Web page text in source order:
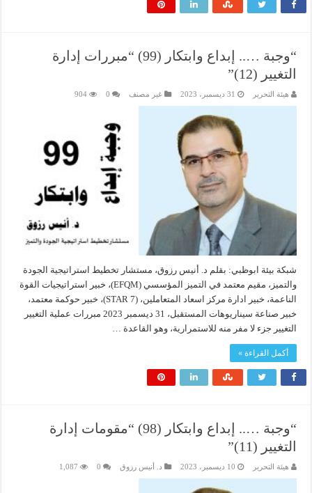
“وجبة ….. إبداع وابتكار (99) “مبررات إدارة
التغيير (12)”
هيئة التحرير 31 ديسمبر، 2023 غير مصنف 0
904
شبكة بيئة ابوظبي: بقلم د. أنيس رزوق، مستشار تخطيط استراتيجية الجودة
والتميز، مقيم معتمد في التميز المؤسسي (EFQM)، خبير استراتيجيات القوة
الناعمة، خبير ادارة مركز اسعاد المتعاملين، (7 STAR)، خبير حوكمة معتمد،
خبير صناعة سيناريوهات المستقبل، 31 ديسمبر 2023 مبررات عملية التغيير
التغيير جزء لا مفر منه للاستمرارية، وهو القاعدة …
أكمل القراءة »
“وجبة ….. إبداع وابتكار (98) “مقومات إدارة
التغيير (11)”
هيئة التحرير 10 ديسمبر، 2023 د. أنيس رزوق 0
1,087